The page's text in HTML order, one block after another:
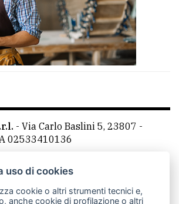
- Via Carlo Baslini 5, 23807 -
02533410136
LeccoOnline
RSS
uso di cookies
cookie o altri strumenti tecnici e,
anche cookie di profilazione o altri